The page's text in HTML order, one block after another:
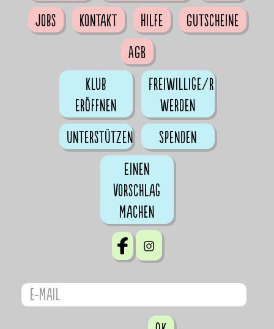
Jobs
Kontakt Hilfe
Gutscheine
AGB
Klub
eröffnen
Freiwillige/r
werden
Unterstützen
Spenden
Einen
Vorschlag
machen